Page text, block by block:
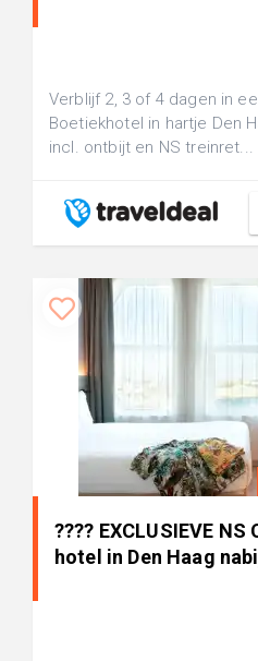
Verblijf 2, 3 of 4 dagen in
Boetiekhotel in hartje Den
incl. ontbijt en NS treinret...
???? EXCLUSIEVE NS
hotel in Den Haag